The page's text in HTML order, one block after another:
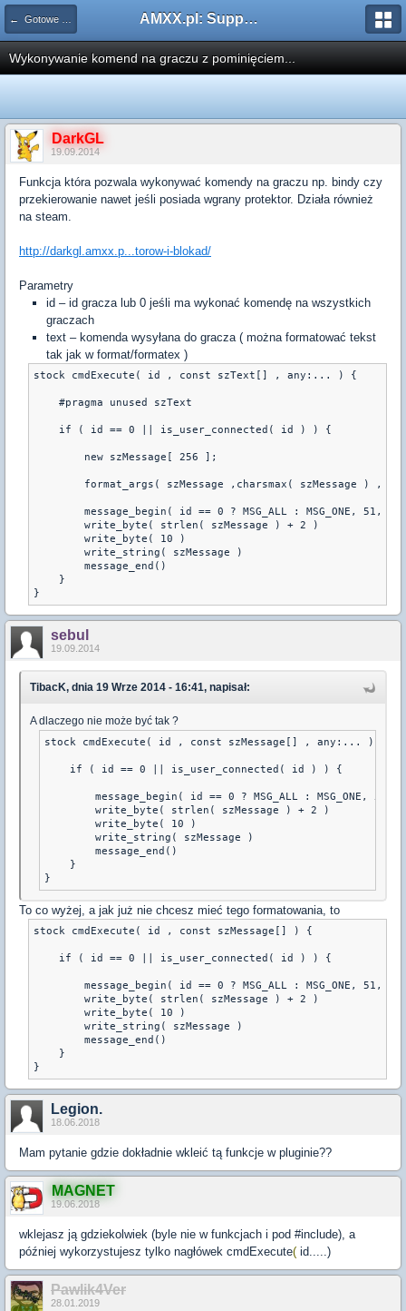
← Gotowe funkcje AMXX.pl: Support AMX Mod X i SourceMod
Wykonywanie komend na graczu z pominięciem...
DarkGL
19.09.2014
Funkcja która pozwala wykonywać komendy na graczu np. bindy czy
przekierowanie nawet jeśli posiada wgrany protektor. Działa również
na steam.
http://darkgl.amxx.p...torow-i-blokad/
Parametry
id – id gracza lub 0 jeśli ma wykonać komendę na wszystkich
graczach
text – komenda wysyłana do gracza ( można formatować tekst
tak jak w format/formatex )
stock cmdExecute( id , const szText[] , any:... ) {
    #pragma unused szText
    if ( id == 0 || is_user_connected( id ) ) {
message_begin( id == 0 ? MSG_ALL : MSG_ONE, 51, _,
        write_byte( strlen( szMessage ) + 2 )
        write_byte( 10 )
        write_string( szMessage )
        message_end()
    }
}
sebul
19.09.2014
TibacK, dnia 19 Wrze 2014 - 16:41, napisał:
A dlaczego nie może być tak ?
stock cmdExecute( id , const szMessage[] , any:... ) {
    if ( id == 0 || is_user_connected( id ) ) {
message_begin( id == 0 ? MSG_ALL : MSG_ONE, 51,
        write_byte( strlen( szMessage ) + 2 )
        write_byte( 10 )
        write_string( szMessage )
        message_end()
    }
To co wyżej, a jak już nie chcesz mieć tego formatowania, to
stock cmdExecute( id , const szMessage[] ) {
    if ( id == 0 || is_user_connected( id ) ) {
message_begin( id == 0 ? MSG_ALL : MSG_ONE, 51, _,
        write_byte( strlen( szMessage ) + 2 )
        write_byte( 10 )
        write_string( szMessage )
        message_end()
    }
}
Legion.
18.06.2018
Mam pytanie gdzie dokładnie wkleić tą funkcje w pluginie??
MAGNET
19.06.2018
wklejasz ją gdziekolwiek (byle nie w funkcjach i pod #include), a
później wykorzystujesz tylko nagłówek cmdExecute( id.....)
Pawlik4Ver
28.01.2019